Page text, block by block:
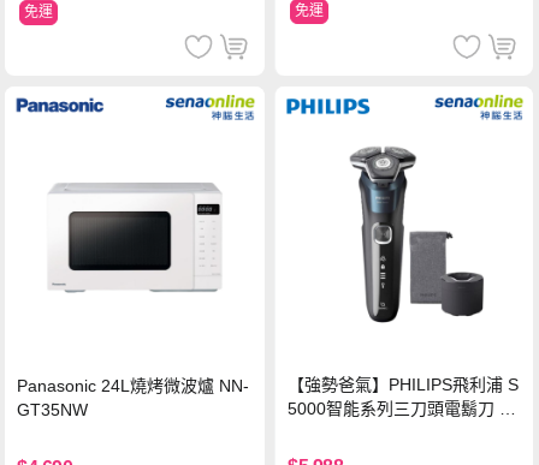
免運 免運
Panasonic 24L燒烤微波爐 NN-
GT35NW
【強勢爸氣】PHILIPS飛利浦 S
5000智能系列三刀頭電鬍刀 S5